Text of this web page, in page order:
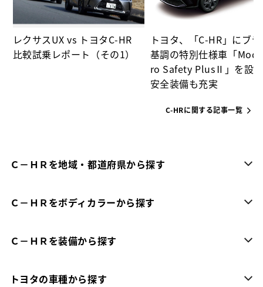
レクサスUX vs トヨタC-HR
比較試乗レポート（その1）
トヨタ、「C-HR」にブ
基調の特別仕様車「
ro Safety PlusⅡ」を設
安全装備も充実
C-HRに関する記事一覧
Ｃ－ＨＲを地域・都道府県から探す
Ｃ－ＨＲをボディカラーから探す
Ｃ－ＨＲを装備から探す
トヨタの車種から探す